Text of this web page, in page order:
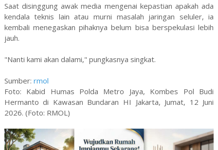
Saat disinggung awak media mengenai kepastian apakah ada
kendala teknis lain atau murni masalah jaringan seluler, ia
kembali menegaskan pihaknya belum bisa berspekulasi lebih
jauh.
"Nanti kami akan dalami," pungkasnya singkat.
Sumber: rmol
Foto: Kabid Humas Polda Metro Jaya, Kombes Pol Budi
Hermanto di Kawasan Bundaran HI Jakarta, Jumat, 12 Juni
2026. (Foto: RMOL)